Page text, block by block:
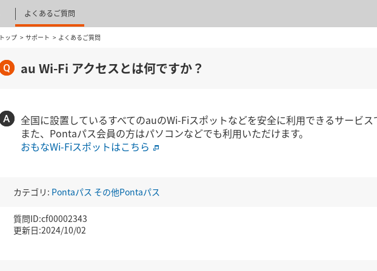
よくあるご質問
トップ サポート よくあるご質問
au Wi-Fi アクセスとは何ですか？
全国に設置しているすべてのauのWi-Fiスポットなどを安全に利用できるサービス
また、Pontaパス会員の方はパソコンなどでも利用いただけます。
おもなWi-Fiスポットはこちら
カテゴリ: Pontaパス その他Pontaパス
質問ID:cf00002343
更新日:2024/10/02